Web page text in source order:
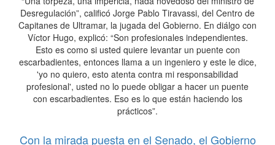
Desregulación”, calificó Jorge Pablo Tiravassi, del Centro de
Capitanes de Ultramar, la jugada del Gobierno. En diálgo con
Víctor Hugo, explicó: “Son profesionales independientes.
Esto es como si usted quiere levantar un puente con
escarbadientes, entonces llama a un ingeniero y este le dice,
'yo no quiero, esto atenta contra mi responsabilidad
profesional', usted no lo puede obligar a hacer un puente
con escarbadientes. Eso es lo que están haciendo los
prácticos”.
Con la mirada puesta en el Senado, el Gobierno